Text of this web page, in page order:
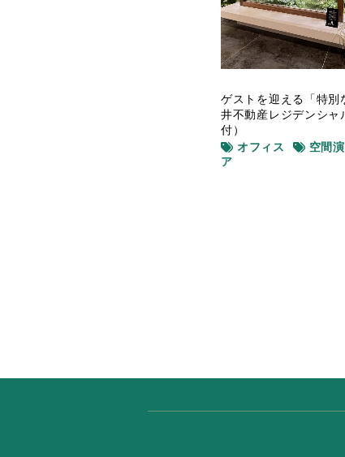
ゲストを迎える「特別
井不動産レジデンシャ
付）
オフィス
空間
ア